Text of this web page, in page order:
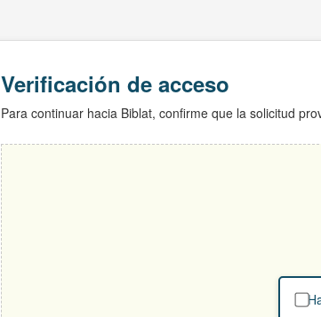
Verificación de acceso
Para continuar hacia Biblat, confirme que la solicitud